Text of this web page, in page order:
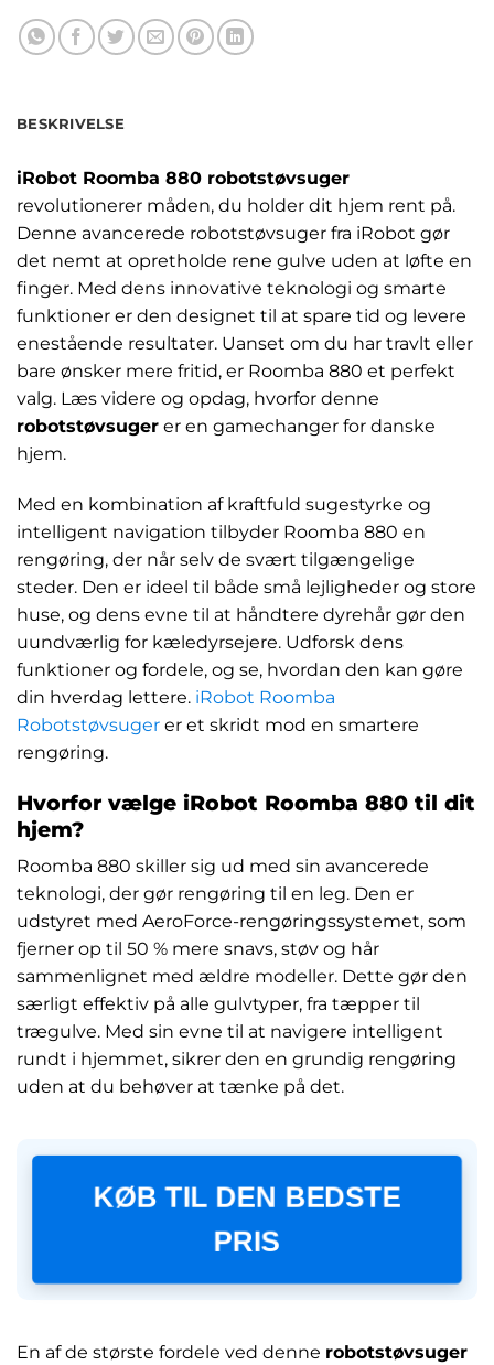
BESKRIVELSE
iRobot Roomba 880 robotstøvsuger
revolutionerer måden, du holder dit hjem rent på.
Denne avancerede robotstøvsuger fra iRobot gør
det nemt at opretholde rene gulve uden at løfte en
finger. Med dens innovative teknologi og smarte
funktioner er den designet til at spare tid og levere
enestående resultater. Uanset om du har travlt eller
bare ønsker mere fritid, er Roomba 880 et perfekt
valg. Læs videre og opdag, hvorfor denne
robotstøvsuger er en gamechanger for danske
hjem.
Med en kombination af kraftfuld sugestyrke og
intelligent navigation tilbyder Roomba 880 en
rengøring, der når selv de svært tilgængelige
steder. Den er ideel til både små lejligheder og store
huse, og dens evne til at håndtere dyrehår gør den
uundværlig for kæledyrsejere. Udforsk dens
funktioner og fordele, og se, hvordan den kan gøre
din hverdag lettere. iRobot Roomba
Robotstøvsuger er et skridt mod en smartere
rengøring.
Hvorfor vælge iRobot Roomba 880 til dit
hjem?
Roomba 880 skiller sig ud med sin avancerede
teknologi, der gør rengøring til en leg. Den er
udstyret med AeroForce-rengøringssystemet, som
fjerner op til 50 % mere snavs, støv og hår
sammenlignet med ældre modeller. Dette gør den
særligt effektiv på alle gulvtyper, fra tæpper til
trægulve. Med sin evne til at navigere intelligent
rundt i hjemmet, sikrer den en grundig rengøring
uden at du behøver at tænke på det.
KØB TIL DEN BEDSTE
PRIS
En af de største fordele ved denne robotstøvsuger